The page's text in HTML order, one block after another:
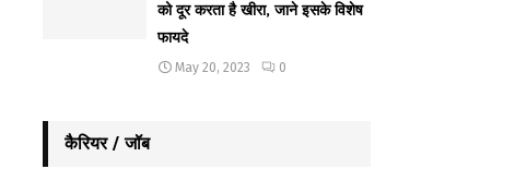
को दूर करता है खीरा, जाने इसके विशेष
फायदे
May 20, 2023 0
कैरियर / जॉब